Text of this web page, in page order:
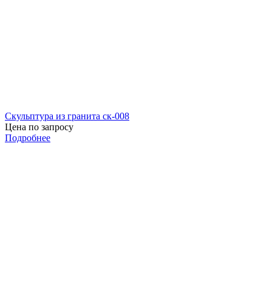
Скульптура из гранита ск-008
Цена по запросу
Подробнее